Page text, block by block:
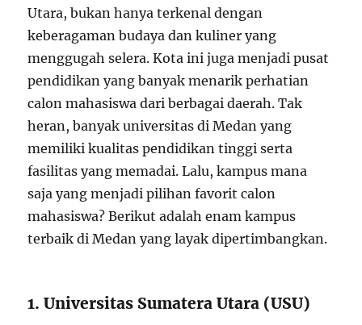
Utara, bukan hanya terkenal dengan
keberagaman budaya dan kuliner yang
menggugah selera. Kota ini juga menjadi pusat
pendidikan yang banyak menarik perhatian
calon mahasiswa dari berbagai daerah. Tak
heran, banyak universitas di Medan yang
memiliki kualitas pendidikan tinggi serta
fasilitas yang memadai. Lalu, kampus mana
saja yang menjadi pilihan favorit calon
mahasiswa? Berikut adalah enam kampus
terbaik di Medan yang layak dipertimbangkan.
1. Universitas Sumatera Utara (USU)